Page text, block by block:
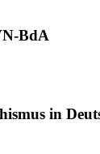
BdA
in